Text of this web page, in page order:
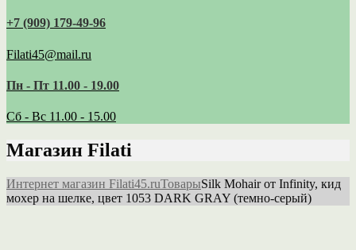
+7 (909) 179‑49-96
Filati45@mail.ru
Пн - Пт 11.00 - 19.00
Сб - Вс 11.00 - 15.00
Магазин Filati
Интернет магазин Filati45.ruТоварыSilk Mohair от Infinity, кид
мохер на шелке, цвет 1053 DARK GRAY (темно-серый)